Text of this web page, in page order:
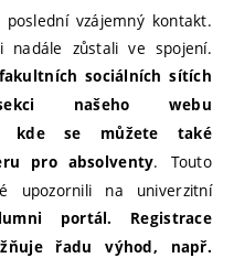
vzájemný kontakt.
nadále zůstali ve spojení.
sociálních sítích
našeho webu
kde se můžete také
pro absolventy. Touto
upozornili na univerzitní
portál. Registrace
řadu výhod, např.